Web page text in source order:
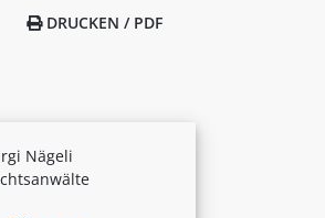
DRUCKEN / PDF
Nägeli